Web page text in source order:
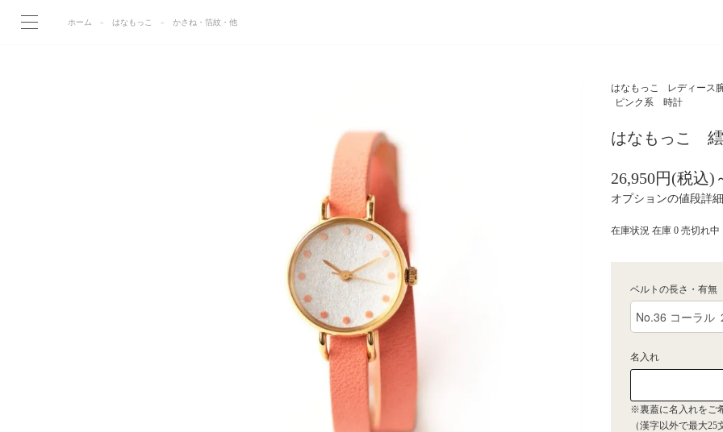
ホーム はなもっこ かさね・箔紋・他
はなもっこ
レディース
ピンク系 時計
はなもっこ
26,950円(税込)
オプションの値段詳細
在庫状況 在庫 0 売切れ中
ベルトの長さ・有無
名入れ
※裏蓋に名入れをご
（漢字以外で最大25